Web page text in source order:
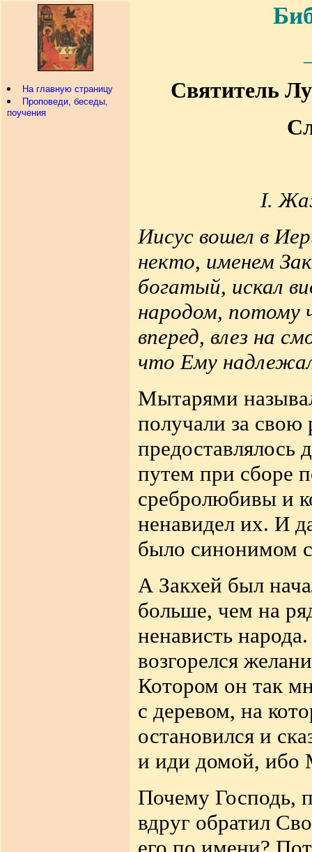
На главную страницу
Проповеди, беседы,
поучения
Святитель
I.
Иисус вошел в
некто, именем
богатый, искал
народом, потому
вперед, влез на
что Ему
Мытарями
получали за свою
предоставлялось
путем при сборе
сребролюбивы и
ненавидел их. И
было синонимом
А Закхей был
больше, чем на
ненависть
возгорелся
Котором он так
с деревом, на
остановился и
и иди домой, ибо
Почему Господь,
вдруг обратил